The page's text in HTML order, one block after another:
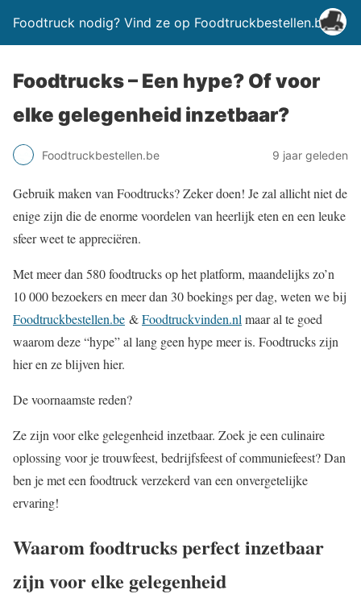
Foodtruck nodig? Vind ze op Foodtruckbestellen.be
Foodtrucks – Een hype? Of voor
elke gelegenheid inzetbaar?
Foodtruckbestellen.be 9 jaar geleden
Gebruik maken van Foodtrucks? Zeker doen! Je zal allicht niet de
enige zijn die de enorme voordelen van heerlijk eten en een leuke
sfeer weet te appreciëren.
Met meer dan 580 foodtrucks op het platform, maandelijks zo’n
10 000 bezoekers en meer dan 30 boekings per dag, weten we bij
Foodtruckbestellen.be &Foodtruckvinden.nl maar al te goed
waarom deze “hype” al lang geen hype meer is. Foodtrucks zijn
hier en ze blijven hier.
De voornaamste reden?
Ze zijn voor elke gelegenheid inzetbaar. Zoek je een culinaire
oplossing voor je trouwfeest, bedrijfsfeest of communiefeest? Dan
ben je met een foodtruck verzekerd van een onvergetelijke
ervaring!
Waarom foodtrucks perfect inzetbaar
zijn voor elke gelegenheid